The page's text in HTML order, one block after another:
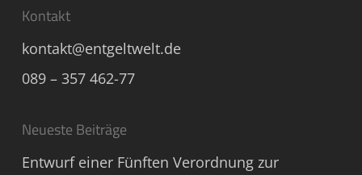
Kontakt
kontakt@entgeltwelt.de
089 – 357 462-77
Neueste Beiträge
Entwurf einer Fünften Verordnung zur